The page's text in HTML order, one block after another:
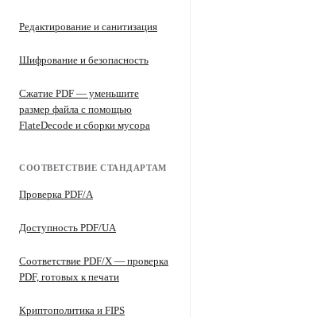
Редактирование и санитизация
Шифрование и безопасность
Сжатие PDF — уменьшите
размер файла с помощью
FlateDecode и сборки мусора
СООТВЕТСТВИЕ СТАНДАРТАМ
Проверка PDF/A
Доступность PDF/UA
Соответствие PDF/X — проверка
PDF, готовых к печати
Криптополитика и FIPS